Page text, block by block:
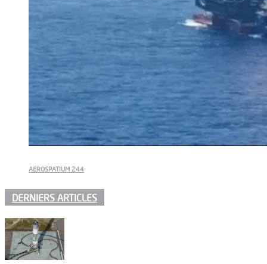
AEROSPATIUM 244
DERNIERS ARTICLES